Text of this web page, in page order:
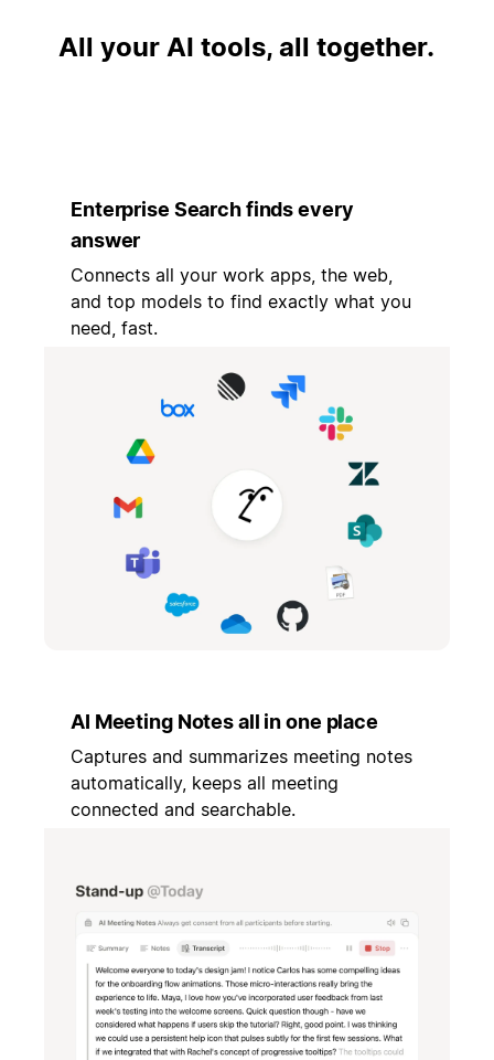
All your AI tools, all together.
Enterprise Search finds every
answer
Connects all your work apps, the web,
and top models to find exactly what you
need, fast.
AI Meeting Notes all in one place
Captures and summarizes meeting notes
automatically, keeps all meeting
connected and searchable.